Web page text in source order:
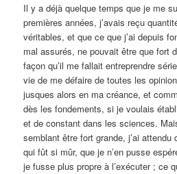
Il y a déjà quelque temps que je me
premières années, j’avais reçu
véritables, et que ce que j’ai depuis
mal assurés, ne pouvait être que fort
façon qu’il me fallait entreprendre
vie de me défaire de toutes les
jusques alors en ma créance, et
dès les fondements, si je voulais
et de constant dans les sciences.
semblant être fort grande, j’ai attendu
qui fût si mûr, que je n’en pusse
je fusse plus propre à l’exécuter ; ce